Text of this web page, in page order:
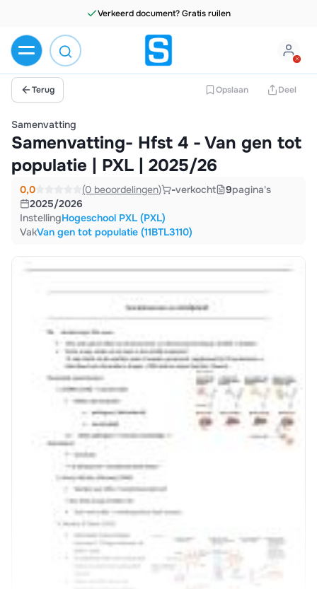
Verkeerd document? Gratis ruilen
Terug Opslaan Deel
Samenvatting
Samenvatting- Hfst 4 - Van gen tot
populatie | PXL | 2025/26
0,0 (0 beoordelingen) -verkocht 9pagina's
2025/2026
InstellingHogeschool PXL (PXL)
VakVan gen tot populatie (11BTL3110)